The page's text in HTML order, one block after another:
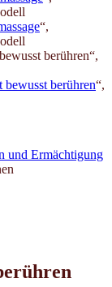
“,
berühren“,
bewusst berühren“,
und Ermächtigung